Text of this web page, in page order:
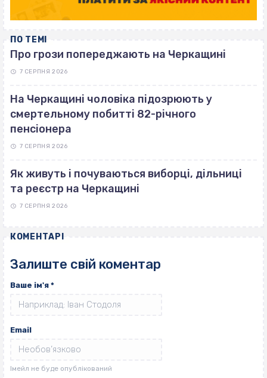
ПО ТЕМІ
Про грози попереджають на Черкащині
7 СЕРПНЯ 2026
На Черкащині чоловіка підозрюють у
смертельному побитті 82-річного
пенсіонера
7 СЕРПНЯ 2026
Як живуть і почуваються виборці, дільниці
та реєстр на Черкащині
7 СЕРПНЯ 2026
КОМЕНТАРІ
Залиште свій коментар
Ваше ім'я *
Email